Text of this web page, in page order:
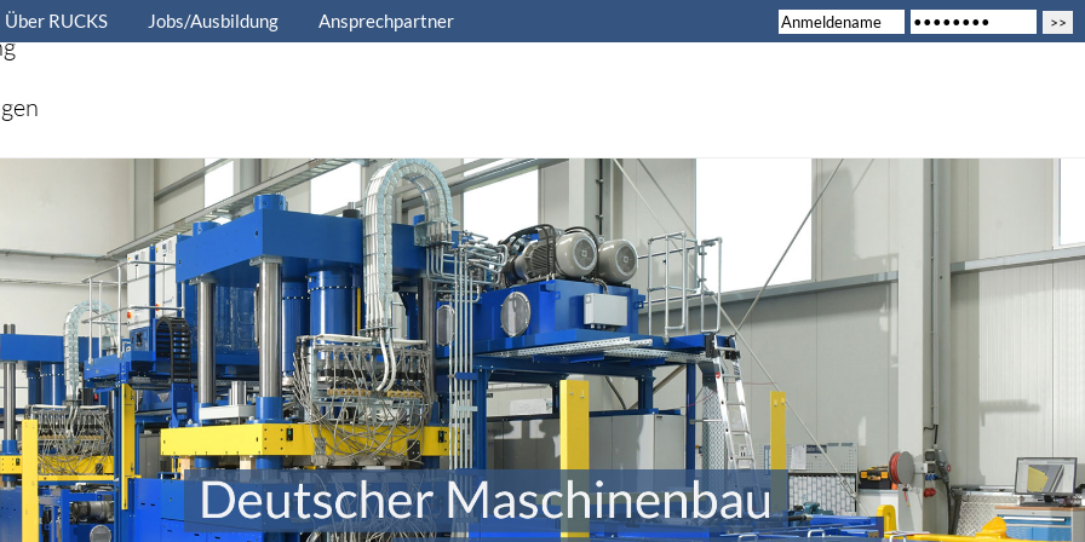
Über RUCKS Jobs/Ausbildung Ansprechpartner